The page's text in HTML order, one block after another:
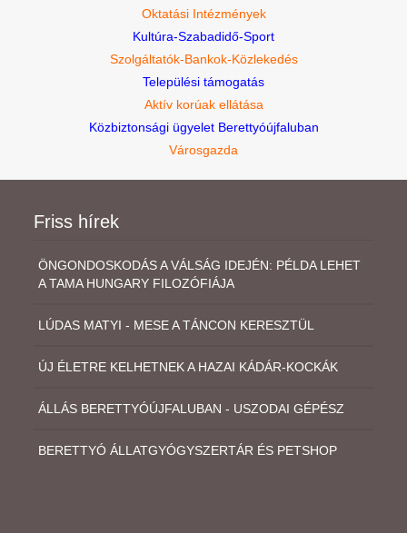
Oktatási Intézmények
Kultúra-Szabadidő-Sport
Szolgáltatók-Bankok-Közlekedés
Települési támogatás
Aktív korúak ellátása
Közbiztonsági ügyelet Berettyóújfaluban
Városgazda
Friss hírek
ÖNGONDOSKODÁS A VÁLSÁG IDEJÉN: PÉLDA LEHET
A TAMA HUNGARY FILOZÓFIÁJA
LÚDAS MATYI - MESE A TÁNCON KERESZTÜL
ÚJ ÉLETRE KELHETNEK A HAZAI KÁDÁR-KOCKÁK
ÁLLÁS BERETTYÓÚJFALUBAN - USZODAI GÉPÉSZ
BERETTYÓ ÁLLATGYÓGYSZERTÁR ÉS PETSHOP